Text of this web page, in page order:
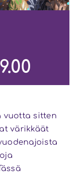
vuotta sitten
värikkäät